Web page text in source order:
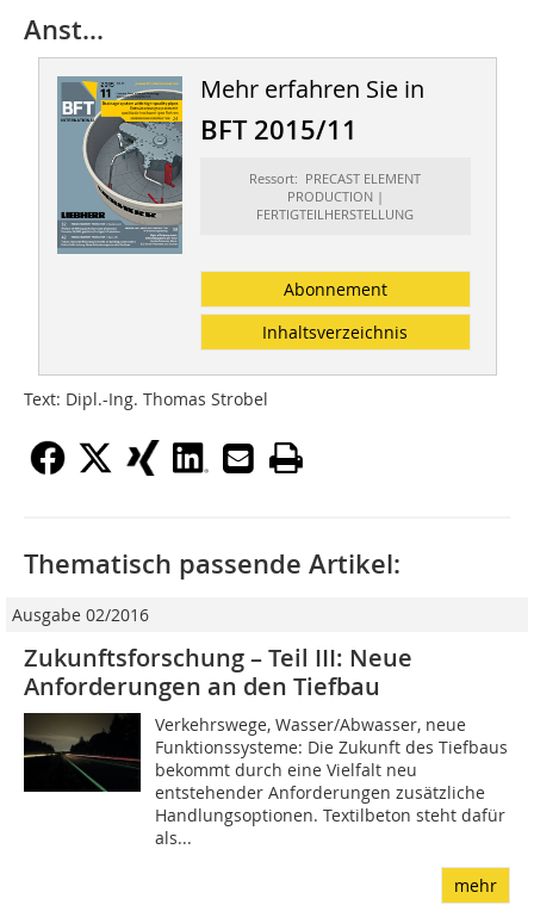
Anst...
Mehr erfahren Sie in
BFT 2015/11
Ressort: PRECAST ELEMENT
PRODUCTION |
FERTIGTEILHERSTELLUNG
Abonnement
Inhaltsverzeichnis
Text: Dipl.-Ing. Thomas Strobel
Thematisch passende Artikel:
Ausgabe 02/2016
Zukunftsforschung – Teil III: Neue
Anforderungen an den Tiefbau
Verkehrswege, Wasser/Abwasser, neue
Funktionssysteme: Die Zukunft des Tiefbaus
bekommt durch eine Vielfalt neu
entstehender Anforderungen zusätzliche
Handlungsoptionen. Textilbeton steht dafür
als...
mehr